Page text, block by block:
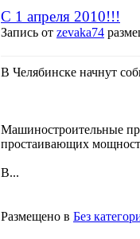
С 1 апреля 2010!!!
Запись от zevaka74
В Челябинске начнут
Машиностроительные
простаивающих
В...
Размещено в Без